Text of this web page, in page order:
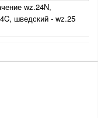
wz.24N,
шведский - wz.25